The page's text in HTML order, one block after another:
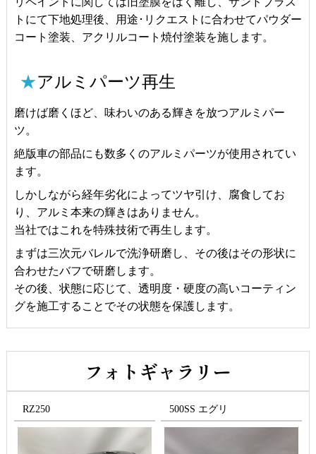
トにて下地処理後、用途･リクエストに合わせてパウダー
コート塗装、アクリルコート焼付塗装を施します。
★アルミパーツ再生
磨けば磨くほど、味わいのある輝きを放つアルミパー
ツ。
絶版車の部品にも数多くのアルミパーツが使用されてい
ます。
しかしながら経年劣化によってツヤ引け、腐食してお
り、アルミ本来の輝きはありません。
当社ではこれを特殊技術で再生します。
まずは三次元バレルで洗浄研磨し、その後はその形状に
合わせたバフで研磨します。
その後、状態に応じて、透明度・硬度の高いコーティン
グを施工することでその状態を保護します。
フォトギャラリー
RZ250 500SS エグリ